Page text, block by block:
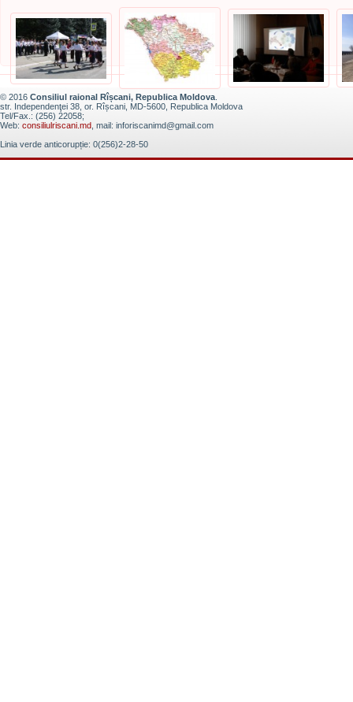
© 2016 Consiliul raional Rîșcani, Republica Moldova
str. Independenţei 38, or. Rîșcani, MD-5600, Republica Moldova
Tel/Fax.: (256) 22058;
Web: consiliulriscani.md , mail: inforiscanimd@gmail.com
Linia verde anticorupție: 0(256)2-28-50